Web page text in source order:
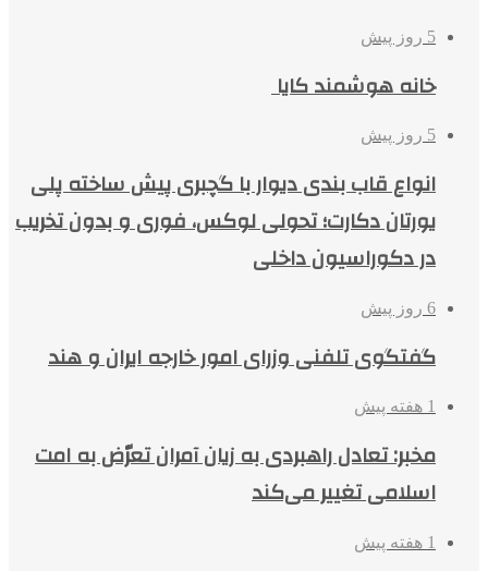
5 روز پیش
خانه هوشمند کایا
5 روز پیش
انواع قاب بندی دیوار با گچبری پیش ساخته پلی
یورتان دکارت؛ تحولی لوکس، فوری و بدون تخریب
در دکوراسیون داخلی
6 روز پیش
گفتگوی تلفنی وزرای امور خارجه ایران و هند
1 هفته پیش
مخبر: تعادل راهبردی به زیان آمران تعرّض به امت
اسلامی تغییر می‌کند
1 هفته پیش